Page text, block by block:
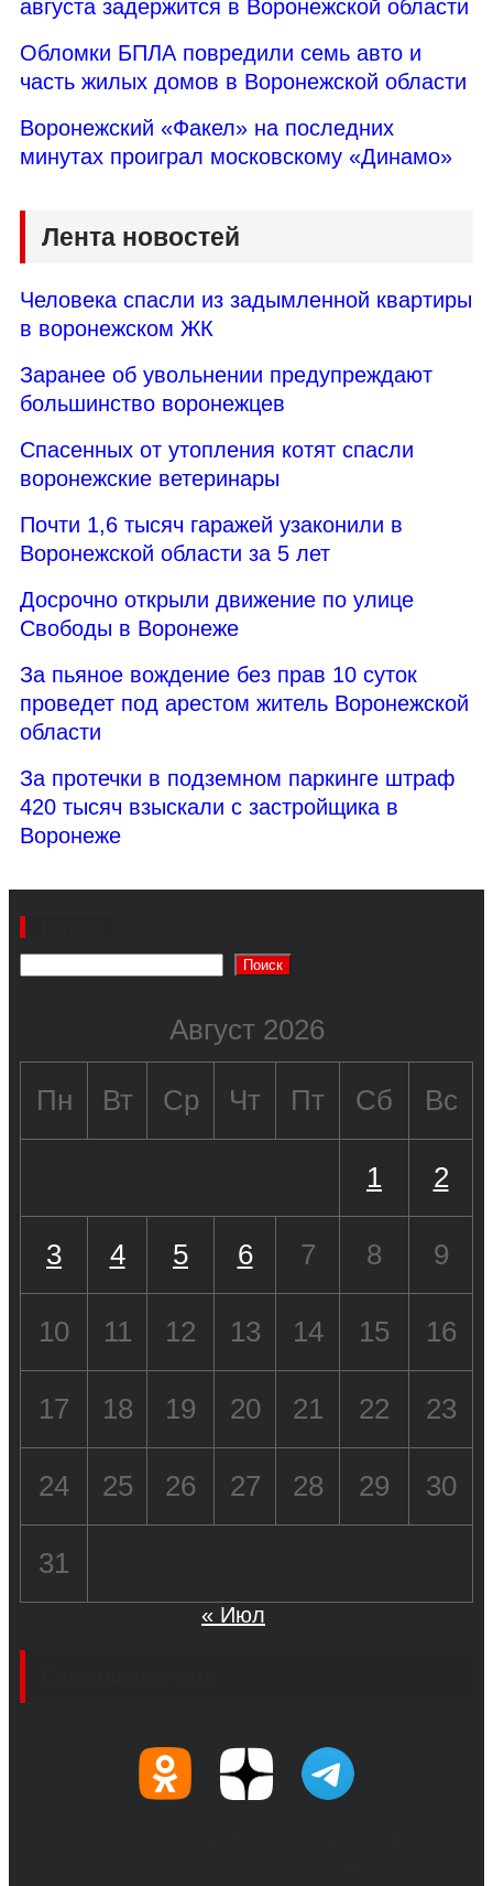
августа задержится в Воронежской области
Обломки БПЛА повредили семь авто и
часть жилых домов в Воронежской области
Воронежский «Факел» на последних
минутах проиграл московскому «Динамо»
Лента новостей
Человека спасли из задымленной квартиры
в воронежском ЖК
Заранее об увольнении предупреждают
большинство воронежцев
Спасенных от утопления котят спасли
воронежские ветеринары
Почти 1,6 тысяч гаражей узаконили в
Воронежской области за 5 лет
Досрочно открыли движение по улице
Свободы в Воронеже
За пьяное вождение без прав 10 суток
проведет под арестом житель Воронежской
области
За протечки в подземном паркинге штраф
420 тысяч взыскали с застройщика в
Воронеже
Поиск
Август 2026
Пн Вт Ср Чт Пт Сб Вс
1 2
3 4 5 6 7 8 9
10 11 12 13 14 15 16
17 18 19 20 21 22 23
24 25 26 27 28 29 30
31
« Июл